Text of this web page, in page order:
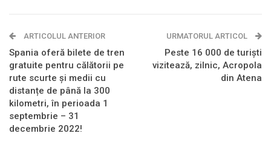
ARTICOLUL ANTERIOR
Spania oferă bilete de tren
gratuite pentru călătorii pe
rute scurte și medii cu
distanțe de până la 300
kilometri, în perioada 1
septembrie – 31
decembrie 2022!
URMATORUL ARTICOL
Peste 16 000 de turiști
vizitează, zilnic, Acropola
din Atena